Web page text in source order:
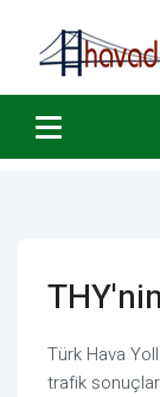
Türk Hava
trafik